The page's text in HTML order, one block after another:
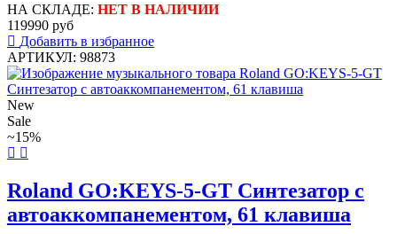
НА СКЛАДЕ: НЕТ В НАЛИЧИИ
119990 руб
Добавить в избранное
АРТИКУЛ: 98873
New
Sale
~15%
Roland GO:KEYS-5-GT Синтезатор с
автоаккомпанементом, 61 клавиша